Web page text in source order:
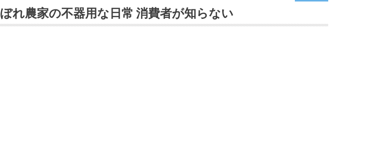
れ農家の不器用な日常 消費者が知らない